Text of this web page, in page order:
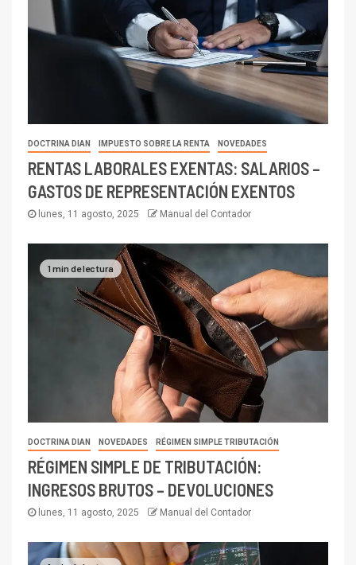
DOCTRINA DIAN IMPUESTO SOBRE LA RENTA NOVEDADES
RENTAS LABORALES EXENTAS: SALARIOS –
GASTOS DE REPRESENTACIÓN EXENTOS
lunes, 11 agosto, 2025 Manual del Contador
1 min de lectura
DOCTRINA DIAN NOVEDADES RÉGIMEN SIMPLE TRIBUTACIÓN
RÉGIMEN SIMPLE DE TRIBUTACIÓN:
INGRESOS BRUTOS – DEVOLUCIONES
lunes, 11 agosto, 2025 Manual del Contador